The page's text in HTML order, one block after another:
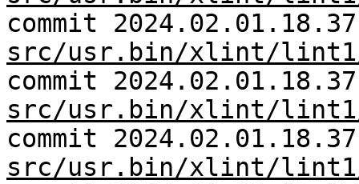
commit
src/usr.bin/xlint/lint1/
commit
src/usr.bin/xlint/lint1/
commit
src/usr.bin/xlint/